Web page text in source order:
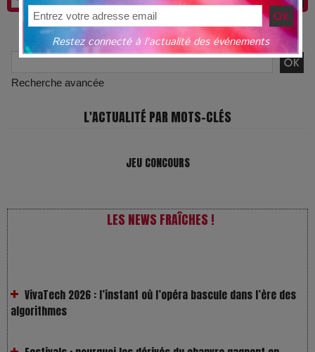
RECHERCHE PAR MOTS-CLÉS
Recherche avancée
L'ACTUALITÉ PAR MOTS-CLÉS
JEU CONCOURS
LES NEWS FRAÎCHES !
Festivals : pourquoi les dérivés du chanvre gagnent en
Restez connecté à l'actualité des événements